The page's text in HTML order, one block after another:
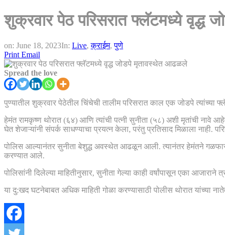
शुक्रवार पेठ परिसरात फ्लॅटमध्ये वृद्ध
on: June 18, 2023In: Live,क्राईम,पुणे
Print Email
Spread the love
पुण्यातील शुक्रवार पेठेतील चिंचेची तालीम परिसरात काल एक जोडपे
हेमंत रामकृष्ण थोरात (६४) आणि त्यांची पत्नी सुनीता (५८) अशी मृतांची नावे
घेत शेजाऱ्यांनी संपर्क साधण्याचा प्रयत्न केला, परंतु प्रतिसाद मिळाला नाही.
पोलिस आल्यानंतर सुनीता बेशुद्ध अवस्थेत आढळून आली. त्यानंतर हेमंतने गळफास
करण्यात आले.
पोलिसांनी दिलेल्या माहितीनुसार, सुनीता गेल्या काही वर्षांपासून एका
या दु:खद घटनेबाबत अधिक माहिती गोळा करण्यासाठी पोलीस थोरात यांच्या